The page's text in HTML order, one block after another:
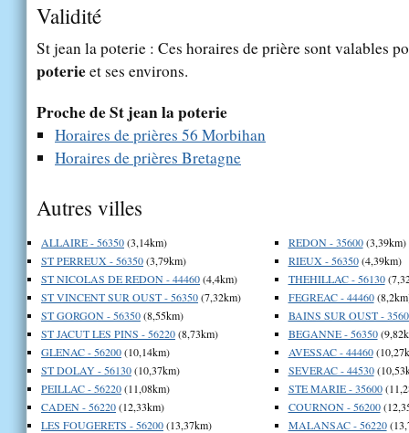
Validité
St jean la poterie : Ces horaires de prière sont valables
poterieet ses environs.
Proche de St jean la poterie
Horaires de prières 56 Morbihan
Horaires de prières Bretagne
Autres villes
ALLAIRE - 56350(3,14km)
ST PERREUX - 56350(3,79km)
ST NICOLAS DE REDON - 44460(4,4km)
ST VINCENT SUR OUST - 56350(7,32km)
ST GORGON - 56350(8,55km)
ST JACUT LES PINS - 56220(8,73km)
GLENAC - 56200(10,14km)
ST DOLAY - 56130(10,37km)
PEILLAC - 56220(11,08km)
CADEN - 56220(12,33km)
LES FOUGERETS - 56200(13,37km)
REDON - 35600(3,39km)
RIEUX - 56350(4,39km)
THEHILLAC - 56130
FEGREAC - 44460
BAINS SUR OUST -
BEGANNE - 56350
AVESSAC - 44460
SEVERAC - 44530
STE MARIE - 35600
COURNON - 56200
MALANSAC - 56220